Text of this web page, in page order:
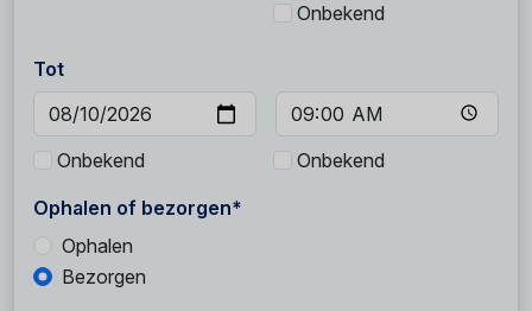
Onbekend
Tot
Onbekend
Onbekend
Ophalen of bezorgen*
Ophalen
Bezorgen